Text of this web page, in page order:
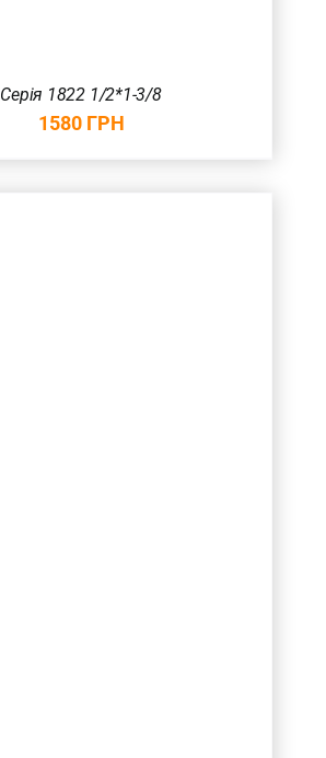
Серія 1822 1/2*1-3/8
1580 ГРН